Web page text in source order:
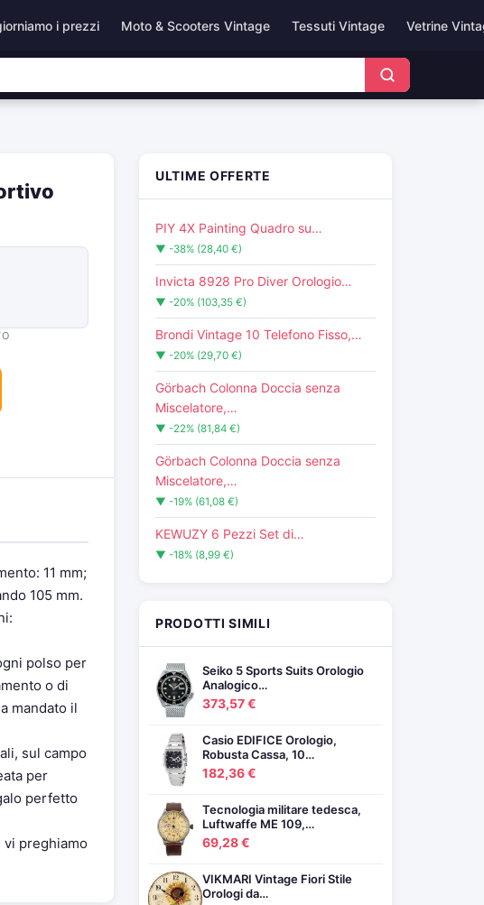
i prezzi Moto & Scooters Vintage Tessuti Vintage Vetrine
11 mm;
105 mm.
polso per
o di
mandato il
sul campo
per
perfetto
vi preghiamo
ULTIME OFFERTE
PIY 4X Painting Quadro su…
▼ -38% (28,40 €)
Invicta 8928 Pro Diver Orologio…
▼ -20% (103,35 €)
Brondi Vintage 10 Telefono Fisso,…
▼ -20% (29,70 €)
Görbach Colonna Doccia senza
Miscelatore,…
▼ -22% (81,84 €)
Görbach Colonna Doccia senza
Miscelatore,…
▼ -19% (61,08 €)
KEWUZY 6 Pezzi Set di…
▼ -18% (8,99 €)
PRODOTTI SIMILI
Seiko 5 Sports Suits Orologio
Analogico…
373,57 €
Casio EDIFICE Orologio,
Robusta Cassa, 10…
182,36 €
Tecnologia militare tedesca,
Luftwaffe ME 109,…
69,28 €
VIKMARI Vintage Fiori Stile
Orologi da…